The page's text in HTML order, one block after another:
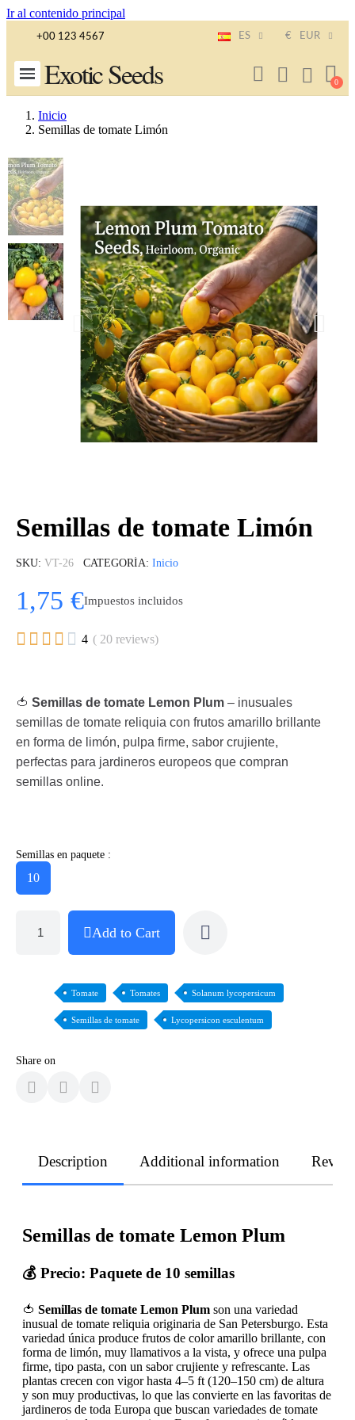
Ir al contenido principal
+00 123 4567 ES € EUR
Exotic Seeds
Inicio
Semillas de tomate Limón
Semillas de tomate Limón
SKU VT-26 CATEGORÍA Inicio
1,75 €Impuestos incluidos
     4 ( 20 reviews)
🍅 Semillas de tomate Lemon Plum – inusuales
semillas de tomate reliquia con frutos amarillo brillante
en forma de limón, pulpa firme, sabor crujiente,
perfectas para jardineros europeos que compran
semillas online.
Semillas en paquete :
10
Add to Cart
Tomate Tomates Solanum lycopersicum
Semillas de tomate Lycopersicon esculentum
Share on
Description Additional information
Semillas de tomate Lemon Plum
💰 Precio: Paquete de 10 semillas
🍅 Semillas de tomate Lemon Plum son una variedad
inusual de tomate reliquia originaria de San Petersburgo. Esta
variedad única produce frutos de color amarillo brillante, con
forma de limón, muy llamativos a la vista, y ofrece una pulpa
firme, tipo pasta, con un sabor crujiente y refrescante. Las
plantas crecen con vigor hasta 4–5 ft (120–150 cm) de altura
y son muy productivas, lo que las convierte en las favoritas de
jardineros de toda Europa que buscan variedades de tomate